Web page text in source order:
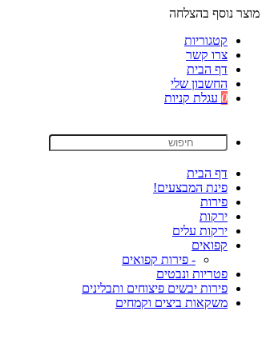
מוצר נוסף בהצלחה
קטגוריות
צרו קשר
דף הבית
החשבון שלי
0 עגלת קניות
דף הבית
פינת המבצעים!
פירות
ירקות
ירקות עלים
קפואים
- פירות קפואים
פטריות ונבטים
פירות יבשים פיצוחים ותבלינים
משקאות ביצים וקמחים